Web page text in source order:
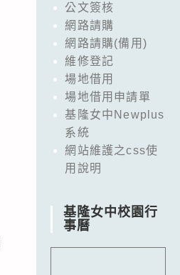
公文簽核
網路請購
網路請購(備用)
維修登記
場地借用
場地借用申請單
基隆女中Newplus
系統
網站維護之css使
用說明
基隆女中校園行
事曆